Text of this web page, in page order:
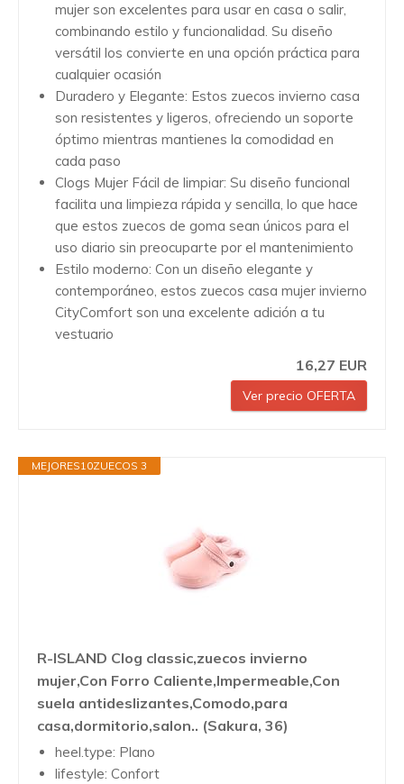
mujer son excelentes para usar en casa o salir,
combinando estilo y funcionalidad. Su diseño
versátil los convierte en una opción práctica para
cualquier ocasión
Duradero y Elegante: Estos zuecos invierno casa
son resistentes y ligeros, ofreciendo un soporte
óptimo mientras mantienes la comodidad en
cada paso
Clogs Mujer Fácil de limpiar: Su diseño funcional
facilita una limpieza rápida y sencilla, lo que hace
que estos zuecos de goma sean únicos para el
uso diario sin preocuparte por el mantenimiento
Estilo moderno: Con un diseño elegante y
contemporáneo, estos zuecos casa mujer invierno
CityComfort son una excelente adición a tu
vestuario
16,27 EUR
Ver precio OFERTA
MEJORES10ZUECOS 3
R-ISLAND Clog classic,zuecos invierno
mujer,Con Forro Caliente,Impermeable,Con
suela antideslizantes,Comodo,para
casa,dormitorio,salon.. (Sakura, 36)
heel.type: Plano
lifestyle: Confort